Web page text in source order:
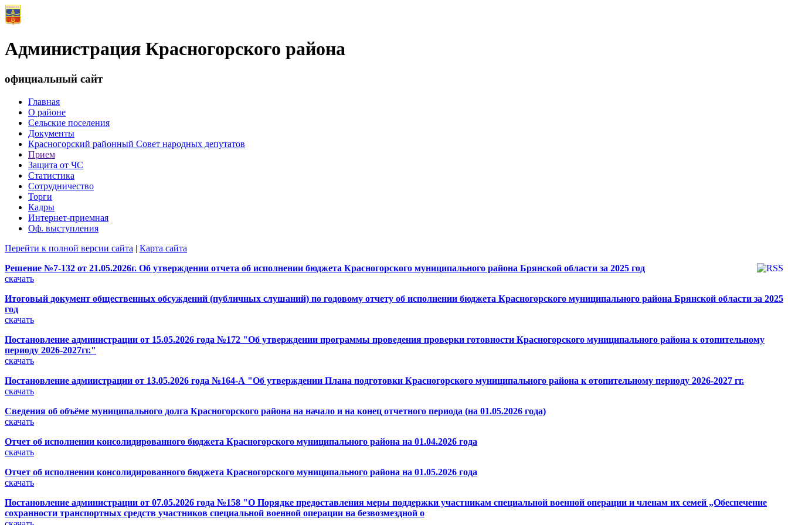
Администрация Красногорского района
официальный сайт
Главная
О районе
Сельские поселения
Документы
Красногорский районный Совет народных депутатов
Прием
Защита от ЧС
Статистика
Сотрудничество
Торги
Кадры
Интернет-приемная
Оф. выступления
Перейти к полной версии сайта | Карта сайта
Решение №7-132 от 21.05.2026г. Об утверждении отчета об исполнении бюджета Красногорского муниципального района Брянской области за 2025 год
скачать
Итоговый документ общественных обсуждений (публичных слушаний) по годовому отчету об исполнении бюджета Красногорского муниципального района Брянской области за 2025
год
скачать
Постановление администрации от 15.05.2026 года №172 "Об утверждении программы проведения проверки готовности Красногорского муниципального района к отопительному
периоду 2026-2027гг."
скачать
Постановление адмиистрации от 13.05.2026 года №164-А "Об утверждении Плана подготовки Красногорского муниципального района к отопительному периоду 2026-2027 гг.
скачать
Сведения об объёме муниципального долга Красногорского района на начало и на конец отчетного периода (на 01.05.2026 года)
скачать
Отчет об исполнении консолидированного бюджета Красногорского муниципального района на 01.04.2026 года
скачать
Отчет об исполнении консолидированного бюджета Красногорского муниципального района на 01.05.2026 года
скачать
Постановление администрации от 07.05.2026 года №158 "О Порядке предоставления меры поддержки участникам специальной военной операции и членам их семей „Обеспечение
сохранности транспортных средств участников специальной военной операции на безвозмездной о